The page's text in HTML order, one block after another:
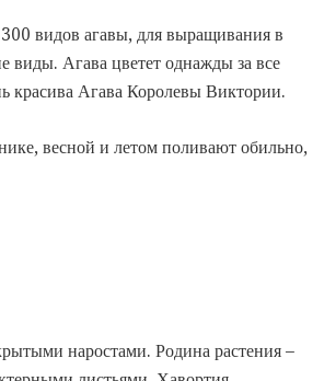
видов агавы, для выращивания в
виды. Агава цветет однажды за все
красива Агава Королевы Виктории.
весной и летом поливают обильно,
наростами. Родина растения –